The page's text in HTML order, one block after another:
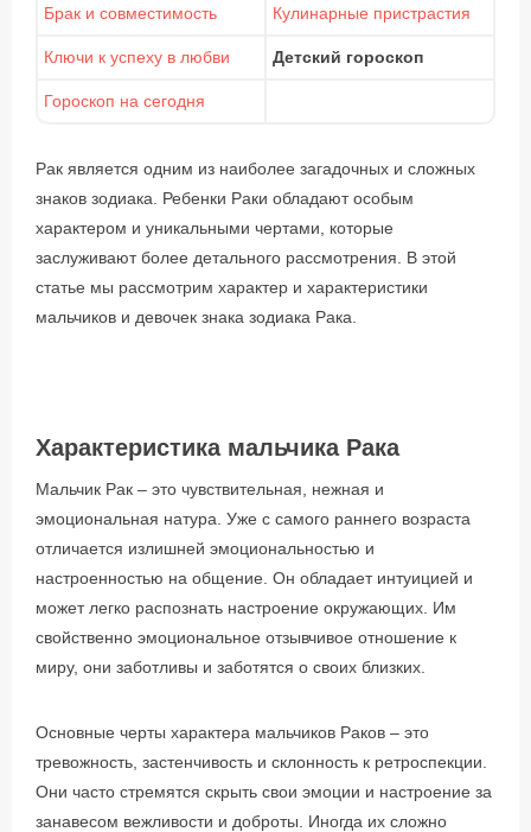
Брак и совместимость Кулинарные пристрастия
Ключи к успеху в любви Детский гороскоп
Гороскоп на сегодня
Рак является одним из наиболее загадочных и сложных
знаков зодиака. Ребенки Раки обладают особым
характером и уникальными чертами, которые
заслуживают более детального рассмотрения. В этой
статье мы рассмотрим характер и характеристики
мальчиков и девочек знака зодиака Рака.
Характеристика мальчика Рака
Мальчик Рак – это чувствительная, нежная и
эмоциональная натура. Уже с самого раннего возраста
отличается излишней эмоциональностью и
настроенностью на общение. Он обладает интуицией и
может легко распознать настроение окружающих. Им
свойственно эмоциональное отзывчивое отношение к
миру, они заботливы и заботятся о своих близких.
Основные черты характера мальчиков Раков – это
тревожность, застенчивость и склонность к ретроспекции.
Они часто стремятся скрыть свои эмоции и настроение за
занавесом вежливости и доброты. Иногда их сложно